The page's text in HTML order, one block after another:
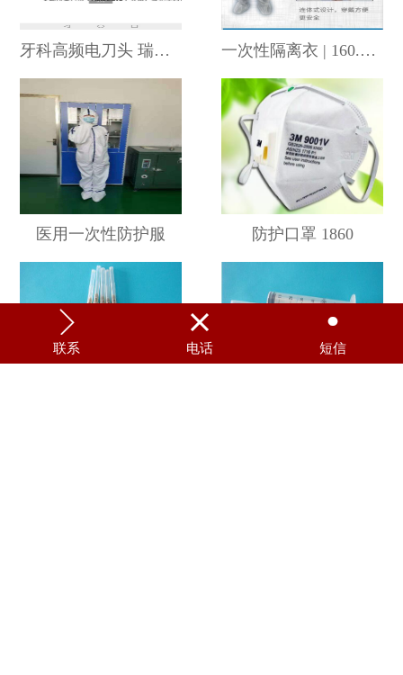
牙科高频电刀头 瑞士康特 一次性隔离衣 | 160.165.170.175.180.185 恒智威通
医用一次性防护服 防护口罩 1860

联系

电话

短信